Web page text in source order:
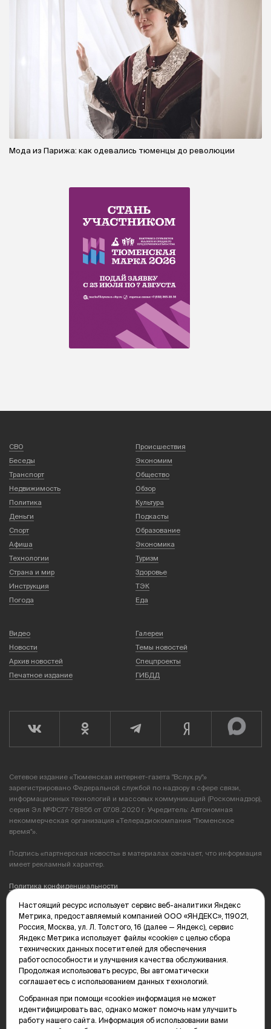
Мода из Парижа: как одевались тюменцы до революции
СВО
Происшествия
Беседы
Экономим
Транспорт
Общество
Недвижимость
Обзор
Политика
Культура
Деньги
Подкасты
Спорт
Образование
Афиша
Экономика
Технологии
Туризм
Страна и мир
Здоровье
Инструкция
ТЭК
Погода
Еда
Видео
Галереи
Новости
Темы новостей
Архив новостей
Спецпроекты
Печатное издание
ГИБДД
Сетевое издание «Тюменская интернет-газета "Вслух.ру"»
зарегистрировано Федеральной службой по надзору в сфере связи,
информационных технологий и массовых коммуникаций (Роскомнадзор),
серия Эл №ФС77-78856 от 07.08.2020 г. Учредитель: Автономная
некоммерческая организация «Телерадиокомпания "Тюменское
время"».
Подпись «партнерская новость» в материалах означает, что информация
имеет рекламный характер.
Политика конфиденциальности
Редакция: 625035, Тюмень, пр. Геологоразведчиков, 28А
(3452) 68-89-05
edit@vsluh.ru
Главный редактор: Панкина Т.Ю.
kika@vsluh.ru
По вопросам рекламы:
(3452) 68-89-78
kotovaev@sibinformburo.ru
mim@vsluh.ru
Настоящий ресурс использует сервис веб-аналитики Яндекс
Метрика, предоставляемый компанией ООО «ЯНДЕКС», 119021,
Россия, Москва, ул. Л. Толстого, 16 (далее — Яндекс), сервис
Яндекс Метрика использует файлы «cookie» с целью сбора
технических данных посетителей для обеспечения
работоспособности и улучшения качества обслуживания.
Продолжая использовать ресурс, Вы автоматически
соглашаетесь с использованием данных технологий.
Собранная при помощи «cookie» информация не может
идентифицировать вас, однако может помочь нам улучшить
работу нашего сайта. Информация об использовании вами